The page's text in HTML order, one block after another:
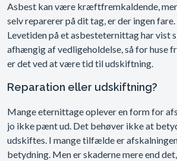
Asbest kan være kræftfremkaldende,
selv reparerer på dit tag, er der ingen fare.
Levetiden på et asbesteternittag har vist
afhængig af vedligeholdelse, så for huse
er det ved at være tid til udskiftning.
Reparation eller udskiftning?
Mange eternittage oplever en form for
jo ikke pænt ud. Det behøver ikke at
udskiftes. I mange tilfælde er
betydning. Men er skaderne mere end